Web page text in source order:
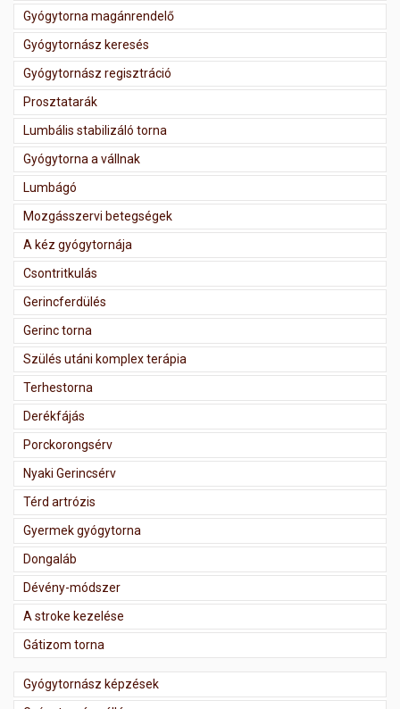
Gyógytorna magánrendelő
Gyógytornász keresés
Gyógytornász regisztráció
Prosztatarák
Lumbális stabilizáló torna
Gyógytorna a vállnak
Lumbágó
Mozgásszervi betegségek
A kéz gyógytornája
Csontritkulás
Gerincferdülés
Gerinc torna
Szülés utáni komplex terápia
Terhestorna
Derékfájás
Porckorongsérv
Nyaki Gerincsérv
Térd artrózis
Gyermek gyógytorna
Dongaláb
Dévény-módszer
A stroke kezelése
Gátizom torna
Gyógytornász képzések